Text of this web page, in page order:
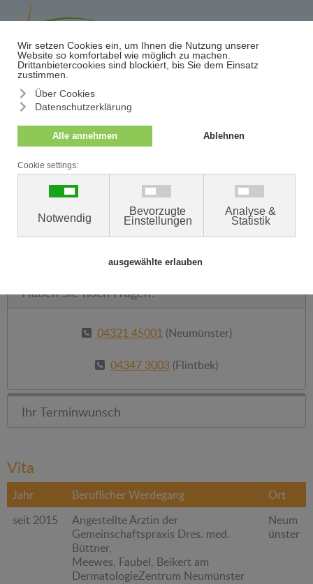
Termin/Absage
<< zurück zur Ärzteübersicht
VERA MÜLLER
Fachärztin für Dermatologie, Venerologie, Allergologie,
ambulante Operationen, Lasertherapie, Kosmetologie
Haben Sie noch Fragen?
04321 45001 (Neumünster)
04347 3003 (Flintbek)
Ihr Terminwunsch
Vita
Jahr Beruflicher Werdegang
Ort
seit 2015
Angestellte Ärztin der
Gemeinschaftspraxis Dres. med.
Büttner,
Meewes, Faubel, Beikert am
DermatologieZentrum Neumünster
Neum
ünster